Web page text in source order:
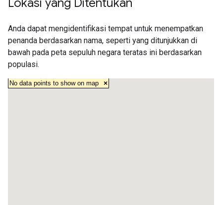
Lokasi yang Ditentukan
Anda dapat mengidentifikasi tempat untuk menempatkan
penanda berdasarkan nama, seperti yang ditunjukkan di
bawah pada peta sepuluh negara teratas ini berdasarkan
populasi.